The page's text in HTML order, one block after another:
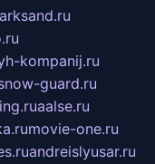
kompanij.ru
guard.ru
aalse.ru
movie-one.ru
andreislyusar.ru